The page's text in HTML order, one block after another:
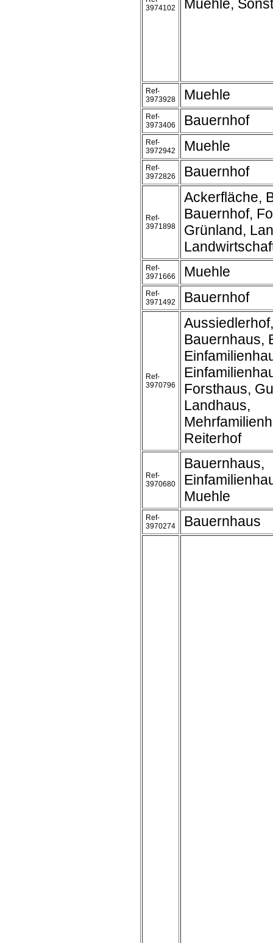
3974102
Muehle,
Ref-
3973928
Muehle
Ref-
3973406
Bauernhof
Ref-
3972942
Muehle
Ref-
3972826
Bauernhof
Ref-
3971898
Ackerfläche,
Bauernhof,
Grünland,
Ref-
3971666
Muehle
Ref-
3971492
Bauernhof
Ref-
3970796
Bauernhaus,
Forsthaus,
Landhaus,
Reiterhof
Ref-
3970680
Bauernhaus,
Muehle
Ref-
3970274
Bauernhaus